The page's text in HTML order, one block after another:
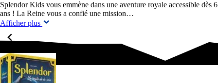
Splendor Kids vous emmène dans une aventure royale accessible dès 6
ans ! La Reine vous a confié une mission…
Afficher plus